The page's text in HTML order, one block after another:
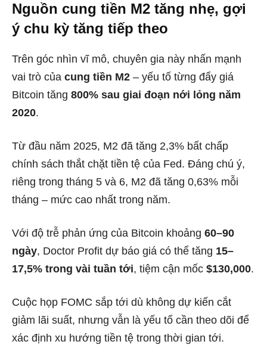
Nguồn cung tiền M2 tăng nhẹ, gợi
ý chu kỳ tăng tiếp theo
Trên góc nhìn vĩ mô, chuyên gia này nhấn mạnh
vai trò của cung tiền M2 – yếu tố từng đẩy giá
Bitcoin tăng 800% sau giai đoạn nới lỏng năm
2020.
Từ đầu năm 2025, M2 đã tăng 2,3% bất chấp
chính sách thắt chặt tiền tệ của Fed. Đáng chú ý,
riêng trong tháng 5 và 6, M2 đã tăng 0,63% mỗi
tháng – mức cao nhất trong năm.
Với độ trễ phản ứng của Bitcoin khoảng 60–90
ngày, Doctor Profit dự báo giá có thể tăng 15–
17,5% trong vài tuần tới, tiệm cận mốc $130,000.
Cuộc họp FOMC sắp tới dù không dự kiến cắt
giảm lãi suất, nhưng vẫn là yếu tố cần theo dõi để
xác định xu hướng tiền tệ trong thời gian tới.